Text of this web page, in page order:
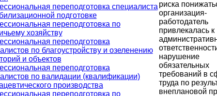
переподготовка специалиста
подготовке
переподготовка по
хозяйству
переподготовка
по благоустройству и озеленению
и объектов
переподготовка
по валидации (квалификации)
производства
переподготовка по
риска
организация-
работодатель
привлекалась к
нарушение
обязательных
требований в
труда по
внеплановой